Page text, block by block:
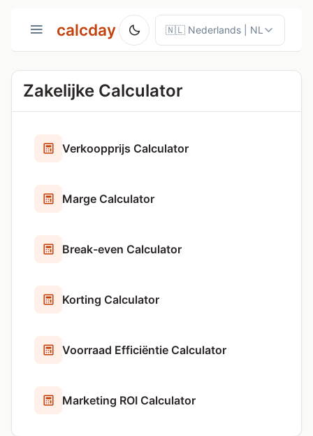
calcday
Zakelijke Calculator
Verkoopprijs Calculator
Marge Calculator
Break-even Calculator
Korting Calculator
Voorraad Efficiëntie Calculator
Marketing ROI Calculator